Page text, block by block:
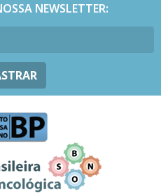
NEWSLETTER: